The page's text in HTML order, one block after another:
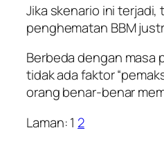
Jika skenario ini terjadi,
penghematan BBM
Berbeda dengan masa
tidak ada faktor
orang benar-benar
Laman:1 2